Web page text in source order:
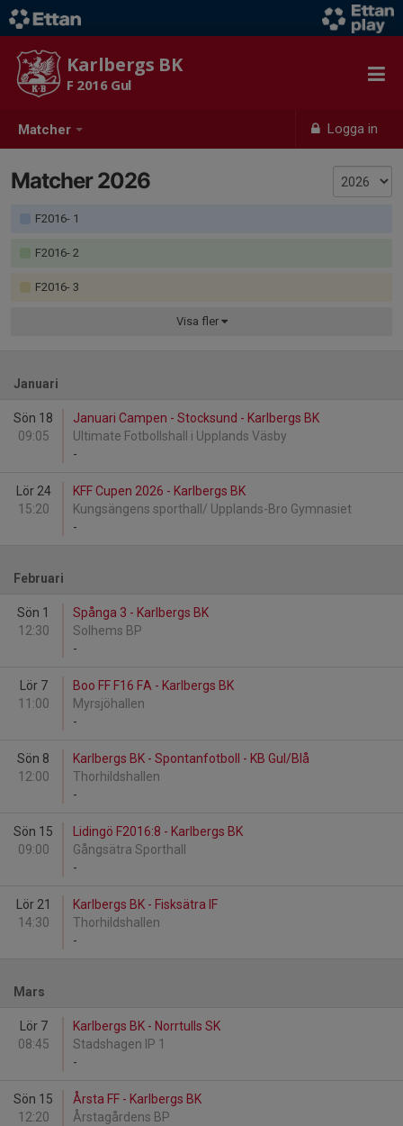
Matcher Logga in
Karlbergs BK
F 2016 Gul
Matcher 2026
F2016- 1
F2016- 2
F2016- 3
Visa fler
Januari
Sön 18
09:05
Januari Campen - Stocksund - Karlbergs BK
Ultimate Fotbollshall i Upplands Väsby
-
Lör 24
15:20
KFF Cupen 2026 - Karlbergs BK
Kungsängens sporthall/ Upplands-Bro Gymnasiet
-
Februari
Sön 1
12:30
Spånga 3 - Karlbergs BK
Solhems BP
-
Lör 7
11:00
Boo FF F16 FA - Karlbergs BK
Myrsjöhallen
-
Sön 8
12:00
Karlbergs BK - Spontanfotboll - KB Gul/Blå
Thorhildshallen
-
Sön 15
09:00
Lidingö F2016:8 - Karlbergs BK
Gångsätra Sporthall
-
Lör 21
14:30
Karlbergs BK - Fisksätra IF
Thorhildshallen
-
Mars
Lör 7
08:45
Karlbergs BK - Norrtulls SK
Stadshagen IP 1
-
Sön 15
12:20
Årsta FF - Karlbergs BK
Årstagårdens BP